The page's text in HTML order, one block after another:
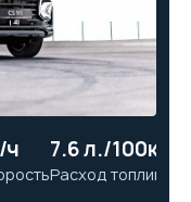
ч 7.6 л./100км
Расход топлива